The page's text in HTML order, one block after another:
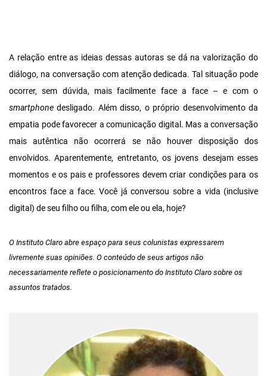
A relação entre as ideias dessas autoras se dá na valorização do
diálogo, na conversação com atenção dedicada. Tal situação pode
ocorrer, sem dúvida, mais facilmente face a face – e com o
smartphone desligado. Além disso, o próprio desenvolvimento da
empatia pode favorecer a comunicação digital. Mas a conversação
mais autêntica não ocorrerá se não houver disposição dos
envolvidos. Aparentemente, entretanto, os jovens desejam esses
momentos e os pais e professores devem criar condições para os
encontros face a face. Você já conversou sobre a vida (inclusive
digital) de seu filho ou filha, com ele ou ela, hoje?
O Instituto Claro abre espaço para seus colunistas expressarem
livremente suas opiniões. O conteúdo de seus artigos não
necessariamente reflete o posicionamento do Instituto Claro sobre os
assuntos tratados.